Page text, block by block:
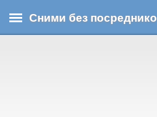
к
основному
Сними без